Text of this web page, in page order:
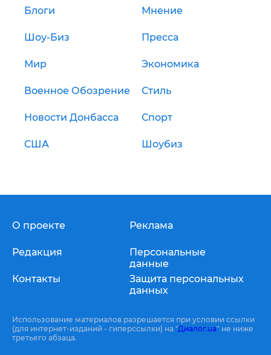
Блоги Мнение
Шоу-Биз Пресса
Мир Экономика
Военное Обозрение Стиль
Новости Донбасса Спорт
США Шоубиз
О проекте
Редакция
Контакты
Реклама
Персональные
данные
Защита персональных
данных
Использование материалов разрешается при условии ссылки
(для интернет-изданий - гиперссылки) на "Диалог.ua" не ниже
третьего абзаца.